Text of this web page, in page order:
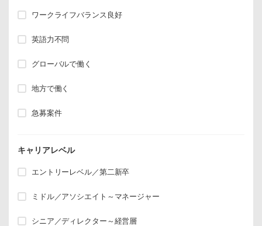
ワークライフバランス良好
英語力不問
グローバルで働く
地方で働く
急募案件
キャリアレベル
エントリーレベル／第二新卒
ミドル／アソシエイト～マネージャー
シニア／ディレクター～経営層